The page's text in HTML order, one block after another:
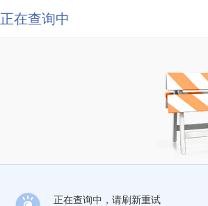
正在查询中
正在查询中，请刷新重试